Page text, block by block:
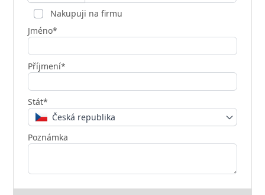
Nakupuji na firmu
Jméno*
Příjmení*
Stát*
Česká republika
Poznámka